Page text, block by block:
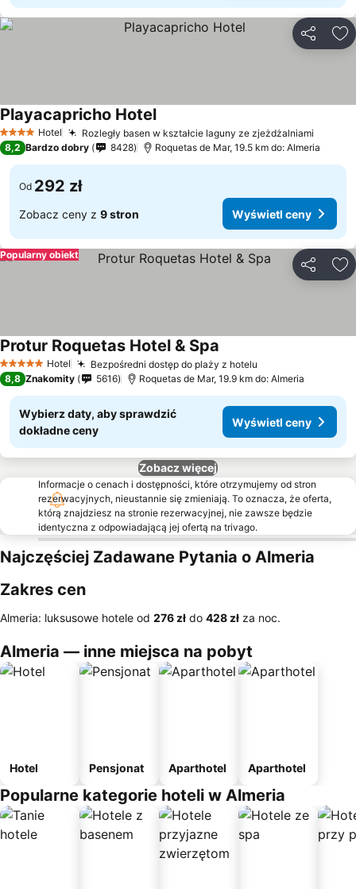
4 KategoriaHotel Rozległy basen w kształcie laguny ze zjeżdżalniami
Playacapricho Hotel
8,2 Bardzo dobry 8428 Roquetas de Mar, 19.5 km do: Almeria
Od 292 zł
Zobacz ceny z 9 stron Wyświetl ceny
Popularny obiekt
5 KategoriaHotel Bezpośredni dostęp do plaży z hotelu
Protur Roquetas Hotel & Spa
8,8 Znakomity 5616 Roquetas de Mar, 19.9 km do: Almeria
Wybierz daty, aby sprawdzić
dokładne ceny
Wyświetl ceny
Zobacz więcej
Informacje o cenach i dostępności, które otrzymujemy od stron
rezerwacyjnych, nieustannie się zmieniają. To oznacza, że oferta,
którą znajdziesz na stronie rezerwacyjnej, nie zawsze będzie
identyczna z odpowiadającą jej ofertą na trivago.
Najczęściej Zadawane Pytania o Almeria
Zakres cen
Almeria: luksusowe hotele od ‎276 zł do ‎428 zł za noc.
Almeria — inne miejsca na pobyt
Hotel Pensjonat Aparthotel Aparthotel
Popularne kategorie hoteli w Almeria